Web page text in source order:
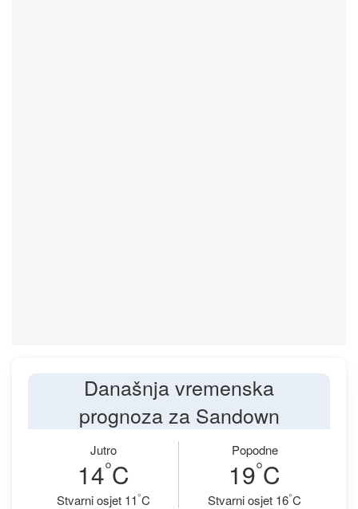
Današnja vremenska
prognoza za Sandown
Jutro
14°C
Stvarni osjet 11°C
Popodne
19°C
Stvarni osjet 16°C